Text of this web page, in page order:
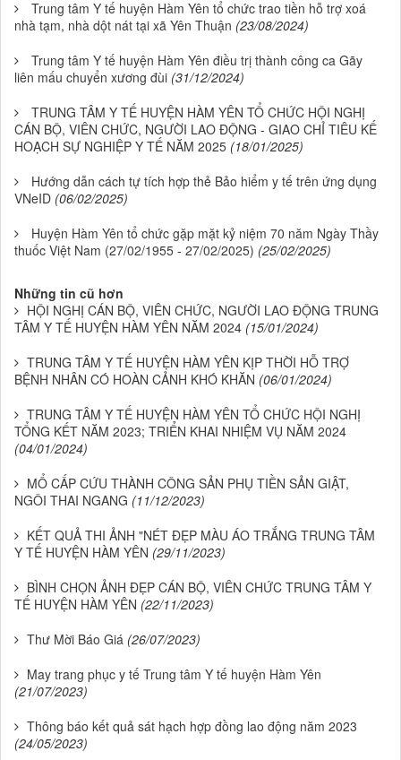
Trung tâm Y tế huyện Hàm Yên tổ chức trao tiền hỗ trợ xoá
nhà tạm, nhà dột nát tại xã Yên Thuận (23/08/2024)
Trung tâm Y tế huyện Hàm Yên điều trị thành công ca Gãy
liên mấu chuyển xương đùi (31/12/2024)
TRUNG TÂM Y TẾ HUYỆN HÀM YÊN TỔ CHỨC HỘI NGHỊ
CÁN BỘ, VIÊN CHỨC, NGƯỜI LAO ĐỘNG - GIAO CHỈ TIÊU KẾ
HOẠCH SỰ NGHIỆP Y TẾ NĂM 2025 (18/01/2025)
Hướng dẫn cách tự tích hợp thẻ Bảo hiểm y tế trên ứng dụng
VNeID (06/02/2025)
Huyện Hàm Yên tổ chức gặp mặt kỷ niệm 70 năm Ngày Thầy
thuốc Việt Nam (27/02/1955 - 27/02/2025) (25/02/2025)
Những tin cũ hơn
HỘI NGHỊ CÁN BỘ, VIÊN CHỨC, NGƯỜI LAO ĐỘNG TRUNG
TÂM Y TẾ HUYỆN HÀM YÊN NĂM 2024 (15/01/2024)
TRUNG TÂM Y TẾ HUYỆN HÀM YÊN KỊP THỜI HỖ TRỢ
BỆNH NHÂN CÓ HOÀN CẢNH KHÓ KHĂN (06/01/2024)
TRUNG TÂM Y TẾ HUYỆN HÀM YÊN TỔ CHỨC HỘI NGHỊ
TỔNG KẾT NĂM 2023; TRIỂN KHAI NHIỆM VỤ NĂM 2024
(04/01/2024)
MỔ CẤP CỨU THÀNH CÔNG SẢN PHỤ TIỀN SẢN GIẬT,
NGÔI THAI NGANG (11/12/2023)
KẾT QUẢ THI ẢNH "NÉT ĐẸP MÀU ÁO TRẮNG TRUNG TÂM
Y TẾ HUYỆN HÀM YÊN (29/11/2023)
BÌNH CHỌN ẢNH ĐẸP CÁN BỘ, VIÊN CHỨC TRUNG TÂM Y
TẾ HUYỆN HÀM YÊN (22/11/2023)
Thư Mời Báo Giá (26/07/2023)
May trang phục y tế Trung tâm Y tế huyện Hàm Yên
(21/07/2023)
Thông báo kết quả sát hạch hợp đồng lao động năm 2023
(24/05/2023)